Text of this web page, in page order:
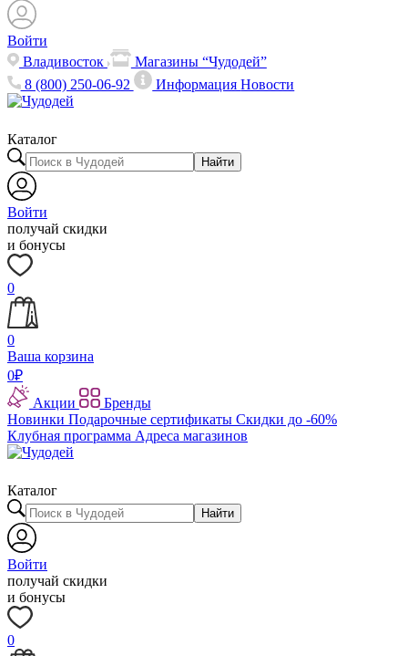
Войти
Владивосток
Магазины “Чудодей”
8 (800) 250-06-92
ИнформацияНовости
Каталог
Найти
Войти
получай скидки
и бонусы
0
0
Ваша корзина
0₽
Акции
Бренды
Новинки Подарочные сертификаты Скидки до -60%
Клубная программа Адреса магазинов
Каталог
Найти
Войти
получай скидки
и бонусы
0